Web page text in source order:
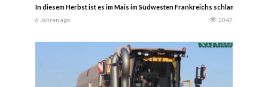
In diesem Herbst ist es im Mais im Südwesten Frankreichs schlammig.
6 Jahren ago 2047